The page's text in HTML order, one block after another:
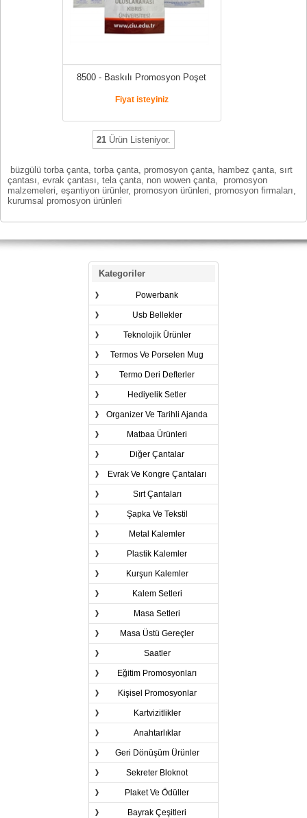
8500 - Baskılı Promosyon Poşet
Fiyat isteyiniz
21 Ürün Listeniyor.
büzgülü torba çanta, torba çanta, promosyon çanta, hambez çanta, sırt
çantası, evrak çantası, tela çanta, non wowen çanta, promosyon
malzemeleri, eşantiyon ürünler, promosyon ürünleri, promosyon firmaları,
kurumsal promosyon ürünleri
Kategoriler
Powerbank
Usb Bellekler
Teknolojik Ürünler
Termos Ve Porselen Mug
Termo Deri Defterler
Hediyelik Setler
Organizer Ve Tarihli Ajanda
Matbaa Ürünleri
Diğer Çantalar
Evrak Ve Kongre Çantaları
Sırt Çantaları
Şapka Ve Tekstil
Metal Kalemler
Plastik Kalemler
Kurşun Kalemler
Kalem Setleri
Masa Setleri
Masa Üstü Gereçler
Saatler
Eğitim Promosyonları
Kişisel Promosyonlar
Kartvizitlikler
Anahtarlıklar
Geri Dönüşüm Ürünler
Sekreter Bloknot
Plaket Ve Ödüller
Bayrak Çeşitleri